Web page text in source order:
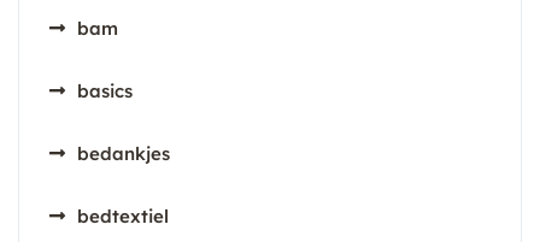
bam
basics
bedankjes
bedtextiel